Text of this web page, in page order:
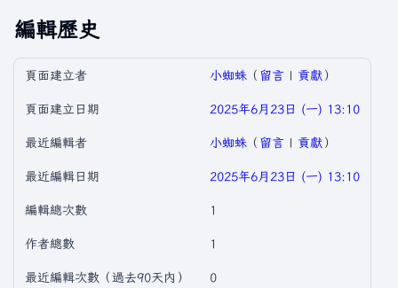
編輯歷史
頁面建立者 小蜘蛛 （ 留言 | 貢獻 ）
頁面建立日期 2025年6月23日 (一) 13:10
最近編輯者 小蜘蛛 （ 留言 | 貢獻 ）
最近編輯日期 2025年6月23日 (一) 13:10
編輯總次數 1
作者總數 1
最近編輯次數（過去90天內） 0